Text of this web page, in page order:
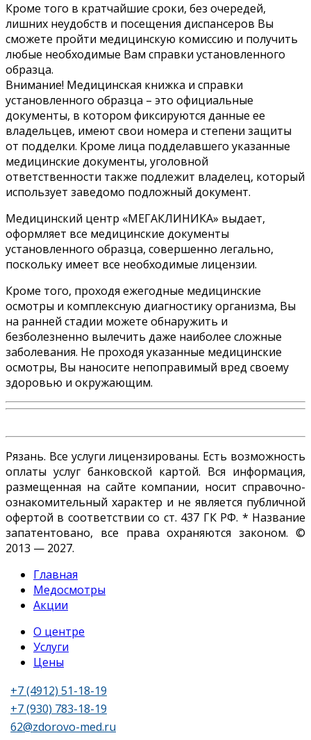
Кроме того в кратчайшие сроки, без очередей,
лишних неудобств и посещения диспансеров Вы
сможете пройти медицинскую комиссию и получить
любые необходимые Вам справки установленного
образца.
Внимание! Медицинская книжка и справки
установленного образца – это официальные
документы, в котором фиксируются данные ее
владельцев, имеют свои номера и степени защиты
от подделки. Кроме лица подделавшего указанные
медицинские документы, уголовной
ответственности также подлежит владелец, который
использует заведомо подложный документ.
Медицинский центр «МЕГАКЛИНИКА» выдает,
оформляет все медицинские документы
установленного образца, совершенно легально,
поскольку имеет все необходимые лицензии.
Кроме того, проходя ежегодные медицинские
осмотры и комплексную диагностику организма, Вы
на ранней стадии можете обнаружить и
безболезненно вылечить даже наиболее сложные
заболевания. Не проходя указанные медицинские
осмотры, Вы наносите непоправимый вред своему
здоровью и окружающим.
Рязань. Все услуги лицензированы. Есть возможность
оплаты услуг банковской картой. Вся информация,
размещенная на сайте компании, носит справочно-
ознакомительный характер и не является публичной
офертой в соответствии со ст. 437 ГК РФ. * Название
запатентовано, все права охраняются законом. ©
2013 — 2027.
Главная
Медосмотры
Акции
О центре
Услуги
Цены
+7 (4912) 51-18-19
+7 (930) 783-18-19
62@zdorovo-med.ru